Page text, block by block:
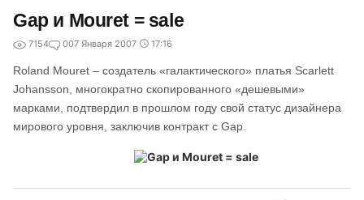
Gap и Mouret = sale
7154 007 Января 2007 17:16
Roland Mouret – создатель «галактического» платья Scarlett
Johansson, многократно скопированного «дешевыми»
марками, подтвердил в прошлом году свой статус дизайнера
мирового уровня, заключив контракт с Gap.